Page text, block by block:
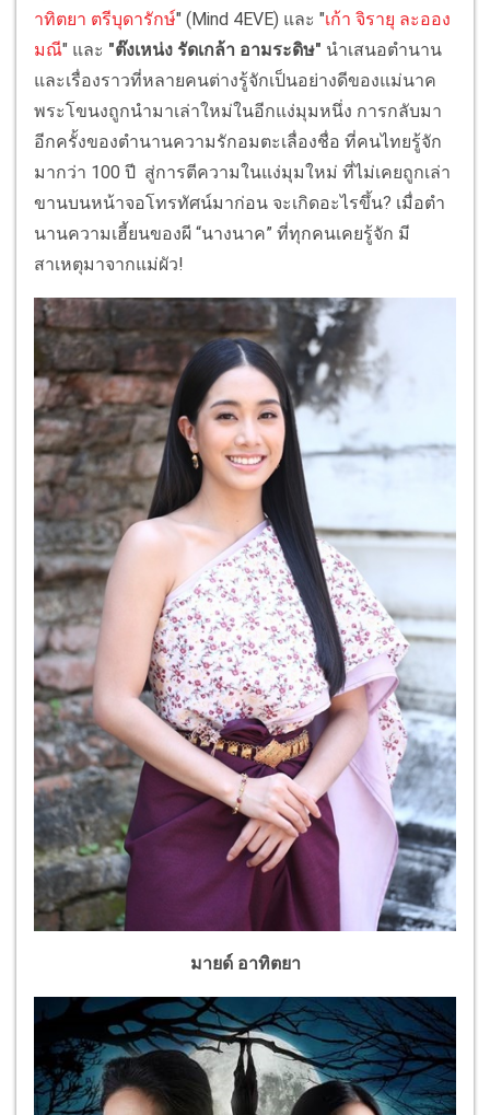
าทิตยา ตรีบุดารักษ์" (Mind 4EVE) และ "เก้า จิรายุ ละออง
มณี" และ "ต๊งเหน่ง รัดเกล้า อามระดิษ" นำเสนอตำนาน
และเรื่องราวที่หลายคนต่างรู้จักเป็นอย่างดีของแม่นาค
พระโขนงถูกนำมาเล่าใหม่ในอีกแง่มุมหนึ่ง การกลับมา
อีกครั้งของตํานานความรักอมตะเลื่องชื่อ ที่คนไทยรู้จัก
มากว่า 100 ปี สู่การตีความในแง่มุมใหม่ ที่ไม่เคยถูกเล่า
ขานบนหน้าจอโทรทัศน์มาก่อน จะเกิดอะไรขึ้น? เมื่อตํา
นานความเฮี้ยนของผี “นางนาค” ที่ทุกคนเคยรู้จัก มี
สาเหตุมาจากแม่ผัว!
มายด์ อาทิตยา